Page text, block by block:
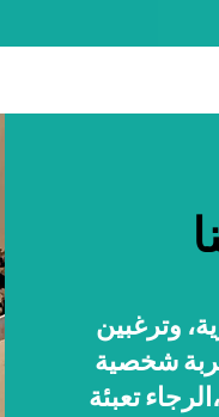
وترغبين
شخصية
تعبئة